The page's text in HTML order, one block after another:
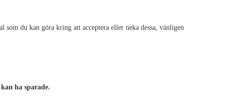
du kan göra kring att acceptera eller neka dessa, vänligen
ha sparade.